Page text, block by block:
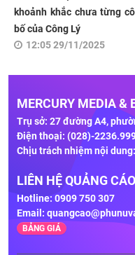
khoảnh khắc chưa từng
bố của Công Lý
12:05 29/11/2025
MERCURY MEDIA &
Trụ sở: 27 đường A4,
Điện thoại: (028)-
Chịu trách nhiệm nội
LIÊN HỆ QUẢNG CÁO
Hotline: 0909 750 307
Email:
BẢNG GIÁ